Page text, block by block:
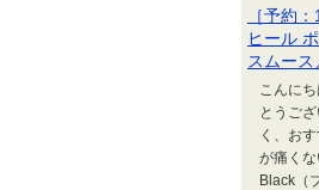
［予約
ヒール
スムー
こんに
とうご
く、お
が痛く
Black（